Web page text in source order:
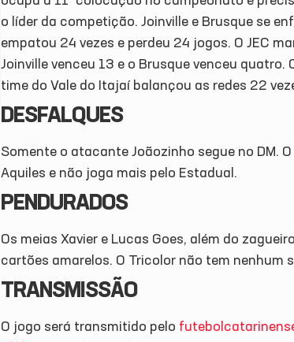
o líder da competição. Joinville e Brusque se
empatou 24 vezes e perdeu 24 jogos. O JEC
Joinville venceu 13 e o Brusque venceu
time do Vale do Itajaí balançou as redes 22
DESFALQUES
Somente o atacante Joãozinho segue no DM.
Aquiles e não joga mais pelo Estadual.
PENDURADOS
Os meias Xavier e Lucas Goes, além do
cartões amarelos. O Tricolor não tem nenhum
TRANSMISSÃO
O jogo será transmitido pelo